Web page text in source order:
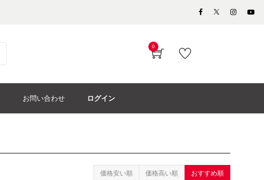
0
お問い合わせ ログイン
価格安い順 価格高い順 おすすめ順